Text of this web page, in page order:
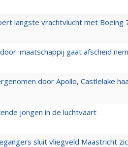
langste vrachtvlucht met Boeing
door: maatschappij gaat afscheid
door Apollo, Castlelake
jongen in de luchtvaart
sluit vliegveld Maastricht